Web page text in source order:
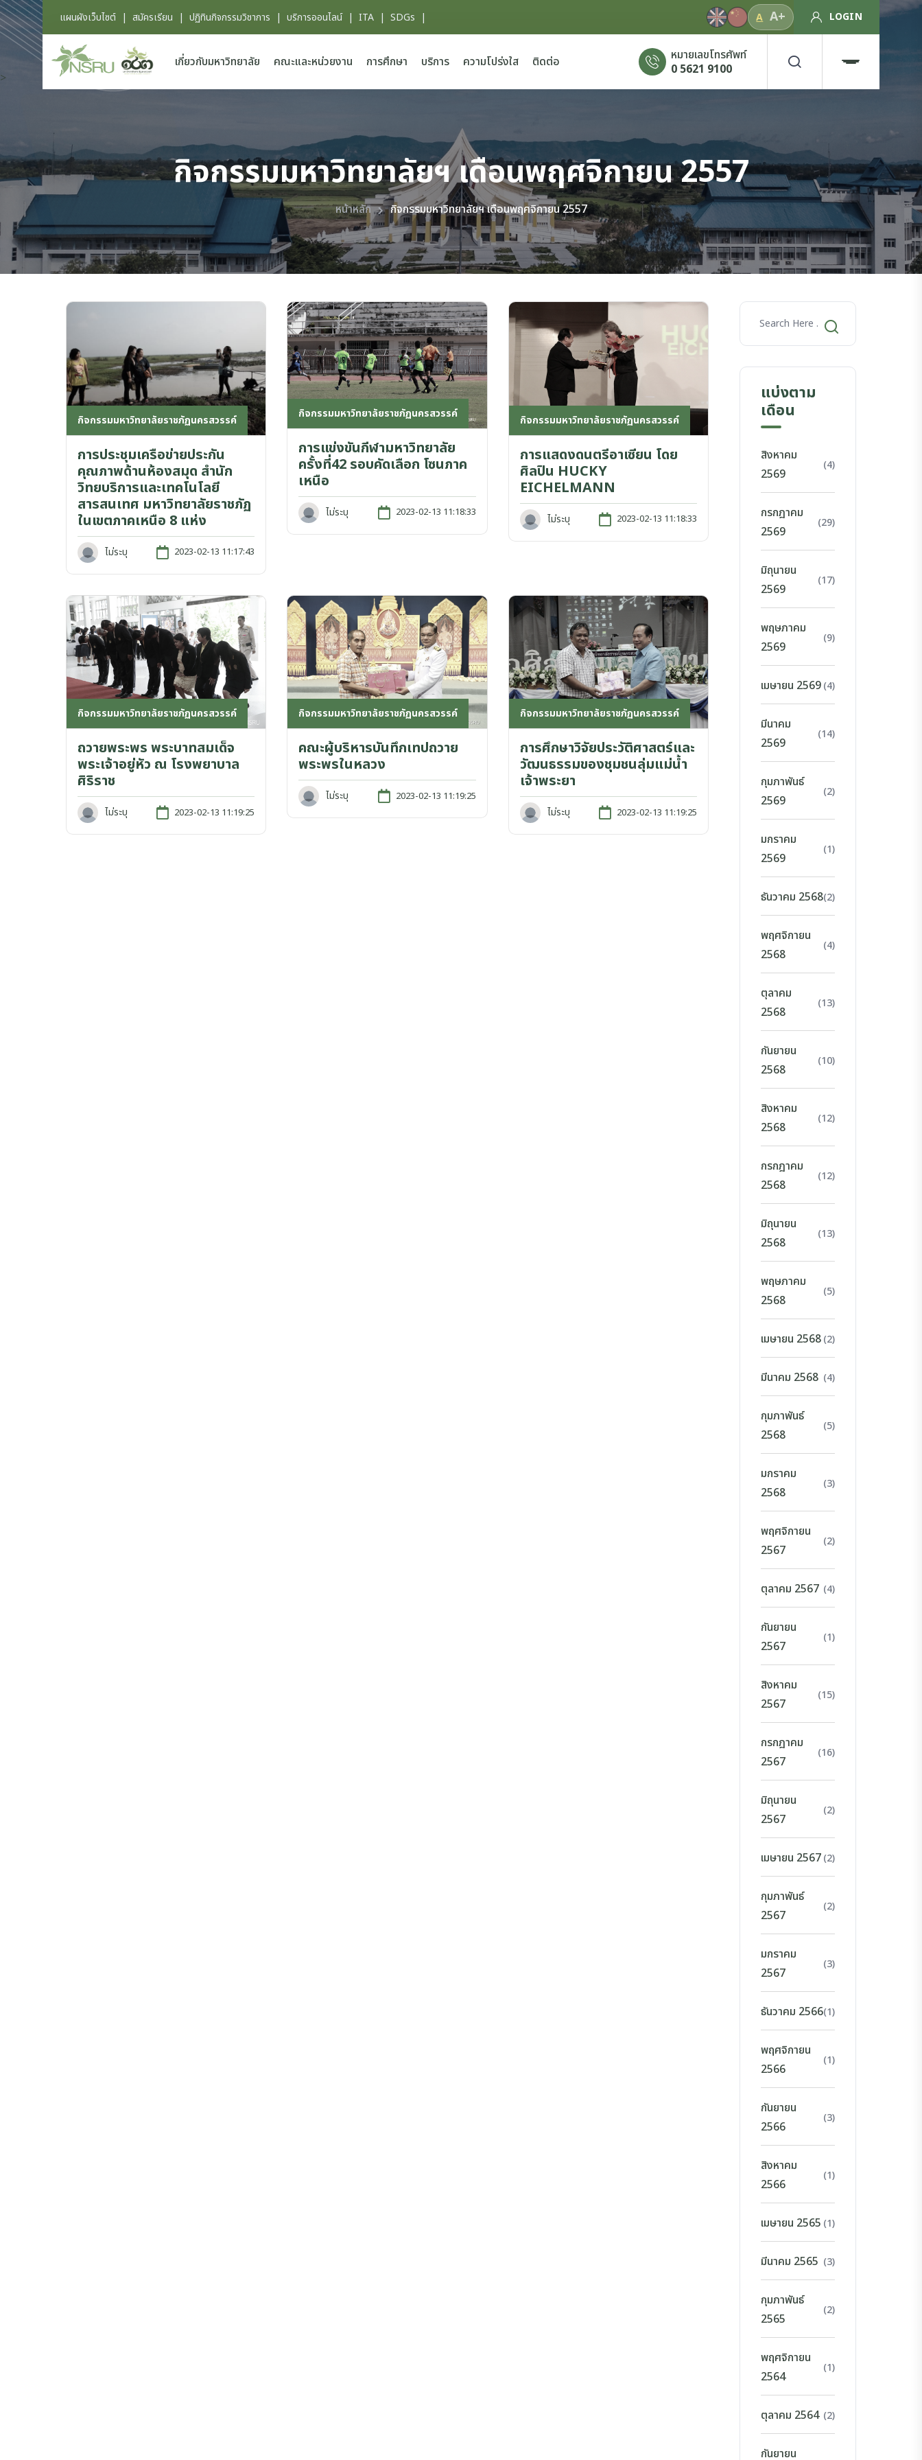
แผนผังเว็บไซต์ | สมัครเรียน | ปฏิทินกิจกรรมวิชาการ | บริการออนไลน์| ITA | SDGs | A A+ LOGIN
เกี่ยวกับมหาวิทยาลัย คณะและหน่วยงาน การศึกษา บริการ ความโปร่งใส ติดต่อ
หมายเลขโทรศัพท์
0 5621 9100
>
กิจกรรมมหาวิทยาลัยฯ เดือนพฤศจิกายน 2557
หน้าหลัก กิจกรรมมหาวิทยาลัยฯ เดือนพฤศจิกายน 2557
กิจกรรมมหาวิทยาลัยราชภัฏนครสวรรค์
การประชุมเครือข่ายประกัน
คุณภาพด้านห้องสมุด สำนัก
วิทยบริการและเทคโนโลยี
สารสนเทศ มหาวิทยาลัยราชภัฏ
ในเขตภาคเหนือ 8 แห่ง
ไม่ระบุ 2023-02-13 11:17:43
กิจกรรมมหาวิทยาลัยราชภัฏนครสวรรค์
การแข่งขันกีฬามหาวิทยาลัย
ครั้งที่42 รอบคัดเลือก โซนภาค
เหนือ
ไม่ระบุ 2023-02-13 11:18:33
กิจกรรมมหาวิทยาลัยราชภัฏนครสวรรค์
การแสดงดนตรีอาเซียน โดย
ศิลปิน HUCKY
EICHELMANN
ไม่ระบุ 2023-02-13 11:18:33
กิจกรรมมหาวิทยาลัยราชภัฏนครสวรรค์
ถวายพระพร พระบาทสมเด็จ
พระเจ้าอยู่หัว ณ โรงพยาบาล
ศิริราช
ไม่ระบุ 2023-02-13 11:19:25
กิจกรรมมหาวิทยาลัยราชภัฏนครสวรรค์
คณะผู้บริหารบันทึกเทปถวาย
พระพรในหลวง
ไม่ระบุ 2023-02-13 11:19:25
กิจกรรมมหาวิทยาลัยราชภัฏนครสวรรค์
การศึกษาวิจัยประวัติศาสตร์และ
วัฒนธรรมของชุมชนลุ่มแม่น้ำ
เจ้าพระยา
ไม่ระบุ 2023-02-13 11:19:25
แบ่งตาม
เดือน
สิงหาคม
2569
(4)
กรกฎาคม
2569
(29)
มิถุนายน
2569
(17)
พฤษภาคม
2569
(9)
เมษายน 2569(4)
มีนาคม
2569
(14)
กุมภาพันธ์
2569
(2)
มกราคม
2569
(1)
ธันวาคม 2568(2)
พฤศจิกายน
2568
(4)
ตุลาคม
2568
(13)
กันยายน
2568
(10)
สิงหาคม
2568
(12)
กรกฎาคม
2568
(12)
มิถุนายน
2568
(13)
พฤษภาคม
2568
(5)
เมษายน 2568(2)
มีนาคม 2568 (4)
กุมภาพันธ์
2568
(5)
มกราคม
2568
(3)
พฤศจิกายน
2567
(2)
ตุลาคม 2567 (4)
กันยายน
2567
(1)
สิงหาคม
2567
(15)
กรกฎาคม
2567
(16)
มิถุนายน
2567
(2)
เมษายน 2567(2)
กุมภาพันธ์
2567
(2)
มกราคม
2567
(3)
ธันวาคม 2566(1)
พฤศจิกายน
2566
(1)
กันยายน
2566
(3)
สิงหาคม
2566
(1)
เมษายน 2565 (1)
มีนาคม 2565 (3)
กุมภาพันธ์
2565
(2)
พฤศจิกายน
2564
(1)
ตุลาคม 2564 (2)
กันยายน